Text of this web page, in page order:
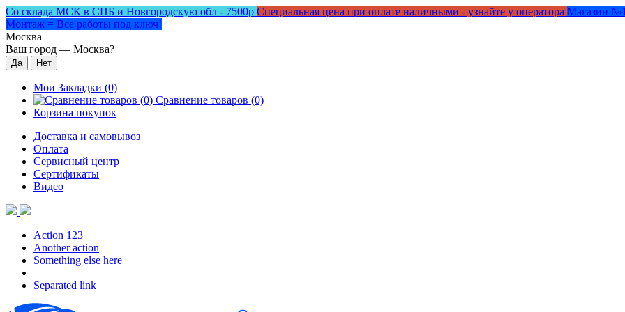
Со склада МСК в СПБ и Новгородскую обл - 7500р Специальная цена при оплате наличными - узнайте у оператора Магазин
Монтаж = Все работы под ключ!
Москва
Ваш город — Москва?
Мои Закладки (0)
Сравнение товаров (0)
Корзина покупок
Доставка и самовывоз
Оплата
Сервисный центр
Сертификаты
Видео
Action 123
Another action
Something else here
Separated link